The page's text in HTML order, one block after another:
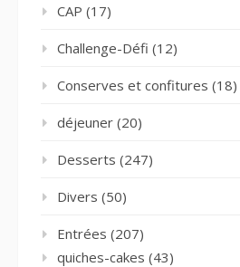
CAP (17)
Challenge-Défi (12)
Conserves et confitures (18)
déjeuner (20)
Desserts (247)
Divers (50)
Entrées (207)
quiches-cakes (43)